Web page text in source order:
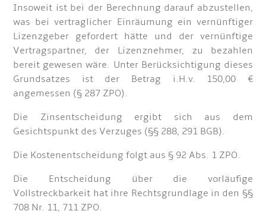
Insoweit ist bei der Berechnung darauf abzustellen,
was bei vertraglicher Einräumung ein vernünftiger
Lizenzgeber gefordert hätte und der vernünftige
Vertragspartner, der Lizenznehmer, zu bezahlen
bereit gewesen wäre. Unter Berücksichtigung dieses
Grundsatzes ist der Betrag i.H.v. 150,00 €
angemessen (§ 287 ZPO).
Die Zinsentscheidung ergibt sich aus dem
Gesichtspunkt des Verzuges (§§ 288, 291 BGB).
Die Kostenentscheidung folgt aus § 92 Abs. 1 ZPO.
Die Entscheidung über die vorläufige
Vollstreckbarkeit hat ihre Rechtsgrundlage in den §§
708 Nr. 11, 711 ZPO.